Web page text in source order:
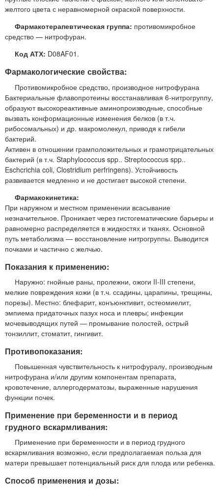
желтого цвета с неравномерной окраской поверхности.
Фармакотерапевтическая группа: противомикробное
средство — нитрофуран.
Код АТХ: D08AF01.
Фармакологические свойства:
Противомикробное средство, производное нитрофурана
Бактериальные флавопротеины восстанавливая 6-нитрогруппу,
образуют высокореактивные аминопроизводные, способные
вызвать конформационные изменения белков (в т.ч.
рибосомальных) и др. макромолекул, приводя к гибели
бактерий.
Активен в отношении грамположительных и грамотрицательных
бактерий (в т.ч. Staphylococcus spp.. Streptococcus spp..
Eschcrichia coli, Clostridium perfringens). Устойчивость
развивается медленно и не достигает высокой степени.
Фармакокинетика:
При наружном и местном применении всасывание
незначительное. Проникает через гистогематические барьеры и
равномерно распределяется в жидкостях и тканях. Основной
путь метаболизма — восстановление нитрогруппы. Выводится
почками и частично с желчью.
Показания к применению:
Наружно: гнойные раны, пролежни, ожоги II-III степени,
мелкие повреждения кожи (в т.ч. ссадины, царапины, трещины,
порезы). Местно: блефарит, конъюнктивит, остеомиелит,
эмпиема придаточных пазух носа и плевры; инфекции
мочевыводящих путей — промывание полостей, острый
тонзиллит, стоматит, гингивит.
Противопоказания:
Повышенная чувствительность к нитрофуралу, производным
нитрофурана и/или другим компонентам препарата,
кровотечение, аллергодерматозы, выраженные нарушения
функции почек.
Применение при беременности и в период
грудного вскармливания:
Применение при беременности и в период грудного
вскармливания возможно, если предполагаемая польза для
матери превышает потенциальный риск для плода или ребенка.
Способ применения и дозы: